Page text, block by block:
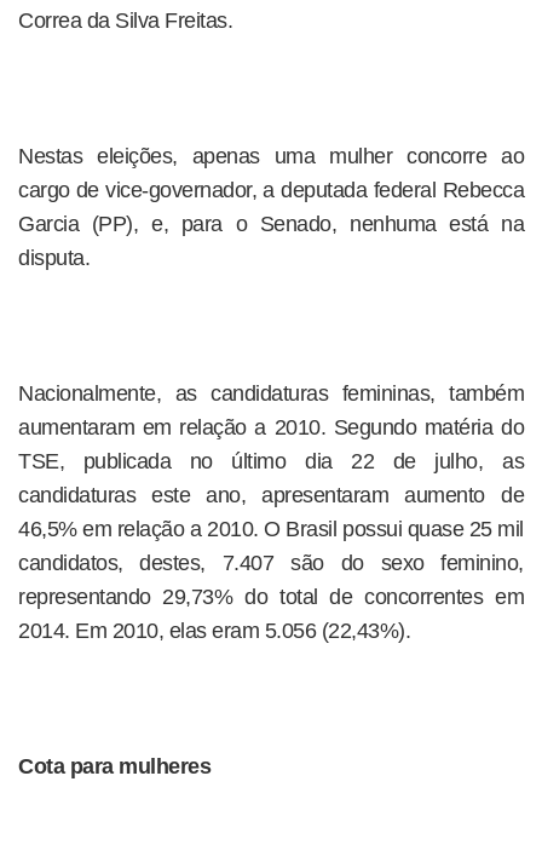
Correa da Silva Freitas.
Nestas eleições, apenas uma mulher concorre ao
cargo de vice-governador, a deputada federal Rebecca
Garcia (PP), e, para o Senado, nenhuma está na
disputa.
Nacionalmente, as candidaturas femininas, também
aumentaram em relação a 2010. Segundo matéria do
TSE, publicada no último dia 22 de julho, as
candidaturas este ano, apresentaram aumento de
46,5% em relação a 2010. O Brasil possui quase 25 mil
candidatos, destes, 7.407 são do sexo feminino,
representando 29,73% do total de concorrentes em
2014. Em 2010, elas eram 5.056 (22,43%).
Cota para mulheres